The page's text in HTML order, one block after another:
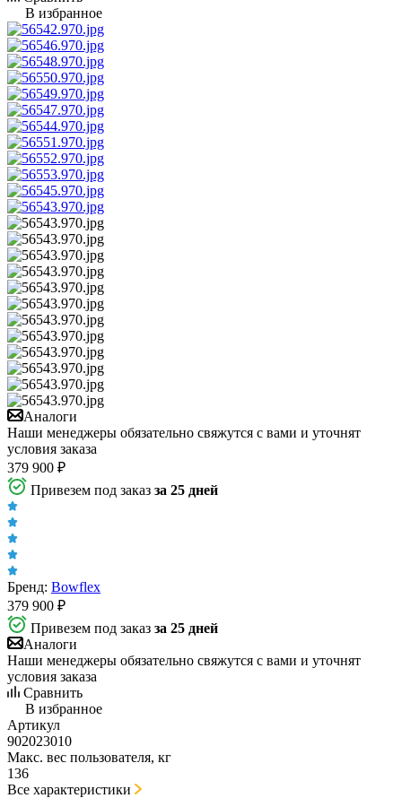
В избранное
Аналоги
Наши менеджеры обязательно свяжутся с вами и уточнят
условия заказа
379 900 ₽
Привезем под заказ за 25 дней
Бренд: Bowflex
379 900 ₽
Привезем под заказ за 25 дней
Аналоги
Наши менеджеры обязательно свяжутся с вами и уточнят
условия заказа
Сравнить
В избранное
Артикул
902023010
Макс. вес пользователя, кг
136
Все характеристики